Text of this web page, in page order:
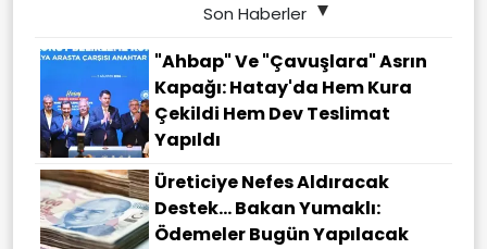
Son Haberler
"Ahbap" Ve "çavuşlara" Asrın
Kapağı: Hatay'da Hem Kura
Çekildi Hem Dev Teslimat
Yapıldı
Üreticiye Nefes Aldıracak
Destek... Bakan Yumaklı:
Ödemeler Bugün Yapılacak